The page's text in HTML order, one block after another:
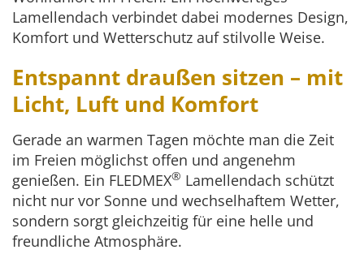
Lamellendach verbindet dabei modernes Design,
Komfort und Wetterschutz auf stilvolle Weise.
Entspannt draußen sitzen – mit
Licht, Luft und Komfort
Gerade an warmen Tagen möchte man die Zeit
im Freien möglichst offen und angenehm
genießen. Ein FLEDMEX® Lamellendach schützt
nicht nur vor Sonne und wechselhaftem Wetter,
sondern sorgt gleichzeitig für eine helle und
freundliche Atmosphäre.